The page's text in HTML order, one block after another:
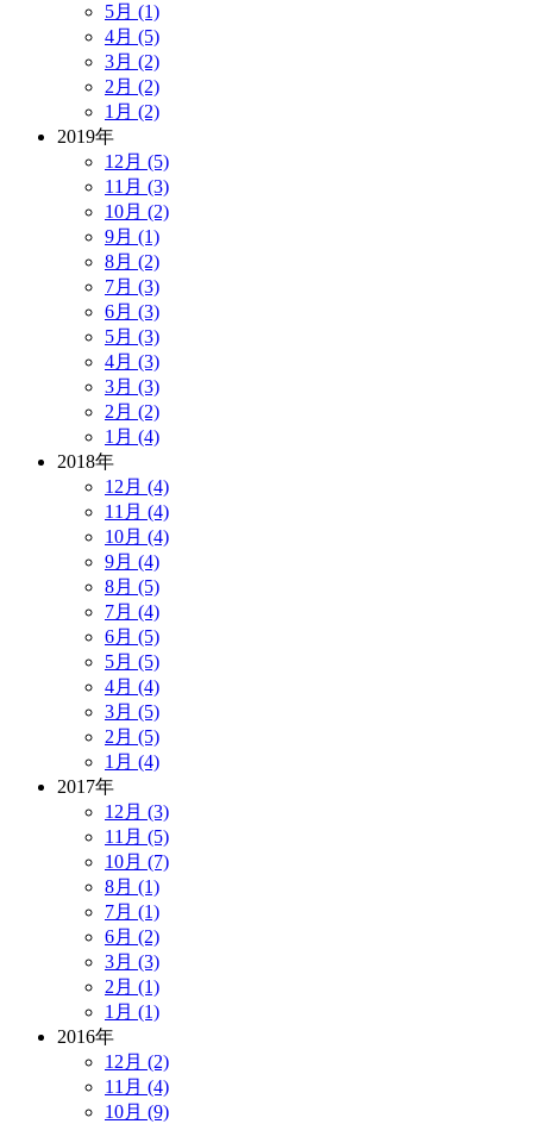
5月 (1)
4月 (5)
3月 (2)
2月 (2)
1月 (2)
2019年
12月 (5)
11月 (3)
10月 (2)
9月 (1)
8月 (2)
7月 (3)
6月 (3)
5月 (3)
4月 (3)
3月 (3)
2月 (2)
1月 (4)
2018年
12月 (4)
11月 (4)
10月 (4)
9月 (4)
8月 (5)
7月 (4)
6月 (5)
5月 (5)
4月 (4)
3月 (5)
2月 (5)
1月 (4)
2017年
12月 (3)
11月 (5)
10月 (7)
8月 (1)
7月 (1)
6月 (2)
3月 (3)
2月 (1)
1月 (1)
2016年
12月 (2)
11月 (4)
10月 (9)